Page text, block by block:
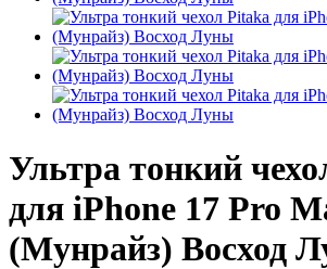
Ультра тонкий
для iPhone 17 Pro
(Мунрайз) Восход